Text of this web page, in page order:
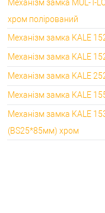
Механізм замка MUL-T-
хром полірований
Механізм замка KALE
Механізм замка KALE
Механізм замка KALE
Механізм замка KALE
Механізм замка KALE
(BS25*85мм) хром